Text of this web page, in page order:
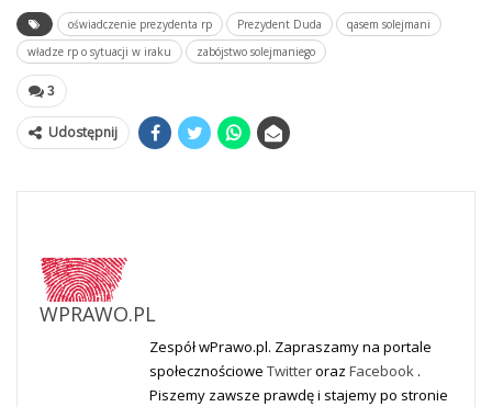
oświadczenie prezydenta rp Prezydent Duda
qasem solejmani
władze rp o sytuacji w iraku
zabójstwo solejmaniego
3
Udostępnij
WPRAWO.PL
Zespół wPrawo.pl. Zapraszamy na portale
społecznościowe Twitteroraz Facebook .
Piszemy zawsze prawdę i stajemy po stronie